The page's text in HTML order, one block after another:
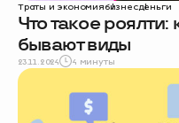
Траты и экономиябизнесденьги
Что такое
бывают виды
23.11.2024 4 минуты